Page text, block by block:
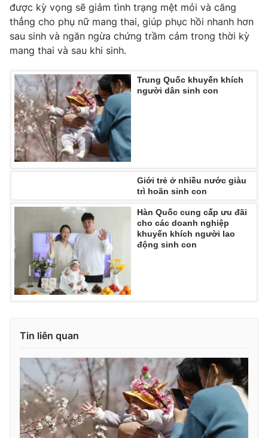
VTV Sức khoẻ Bất động sản
Thị trường 24h
VTV4 Vươn mình bằng AI
VTV9
Liên hệ tòa soạn English
THỜI BÁO VTV
Theo dõi báo trên
Cơ quan báo chí:
cấp ngày 29/12/2023
Tổng Biên tập:
Vũ Thanh Thủy
Phó Tổng Biên tập:Nguyễn Thị Mỹ Hạnh, Phạm Quốc Thắng,
Nguyễn Trọng Ninh
Tổng đài VTV:024.38 355 931 - 024.38 355 932
được kỳ vọng sẽ giảm tình trạng mệt mỏi và căng
thẳng cho phụ nữ mang thai, giúp phục hồi nhanh hơn
sau sinh và ngăn ngừa chứng trầm cảm trong thời kỳ
mang thai và sau khi sinh.
Trung Quốc khuyến khích
người dân sinh con
Giới trẻ ở nhiều nước giàu
trì hoãn sinh con
Hàn Quốc cung cấp ưu đãi
cho các doanh nghiệp
khuyến khích người lao
động sinh con
Tin liên quan